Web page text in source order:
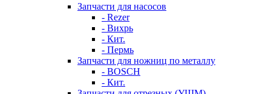
Запчасти для насосов
- Rezer
- Вихрь
- Кит.
- Пермь
Запчасти для ножниц по металлу
- BOSCH
- Кит.